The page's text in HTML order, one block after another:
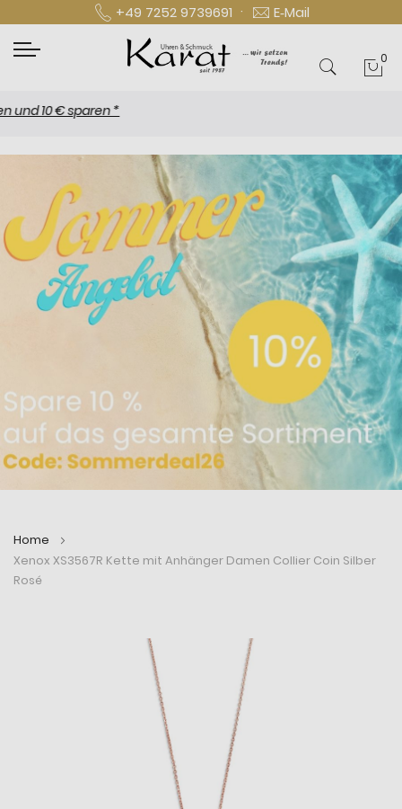
+49 7252 9739691 · E‑Mail
0
10 € sparen *
Home
Xenox XS3567R Kette mit Anhänger Damen Collier Coin Silber
Rosé